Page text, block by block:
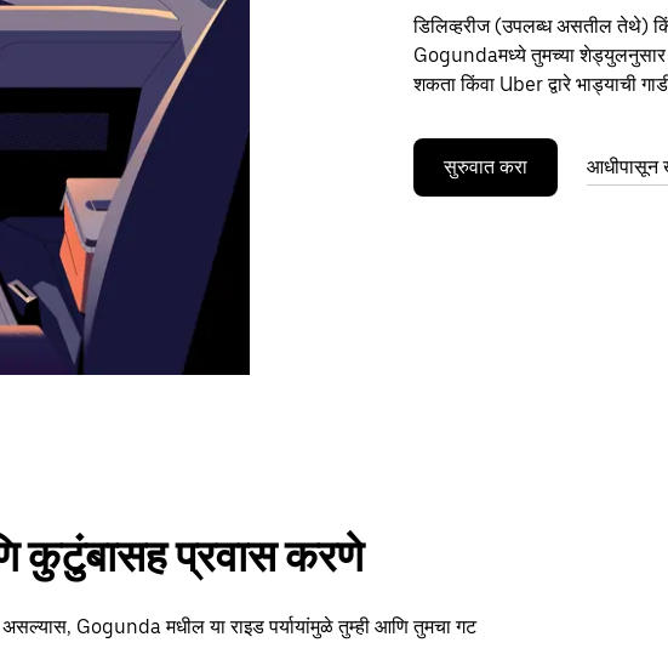
डिलिव्हरीज (उपलब्ध असतील तेथे)
Gogundaमध्ये तुमच्या शेड्युलनुसार
शकता किंवा Uber द्वारे भाड्याची
सुरुवात करा आधीपासून
कुटुंबासह प्रवास करणे
Gogunda मधील या राइड पर्यायांमुळे तुम्ही आणि तुमचा गट